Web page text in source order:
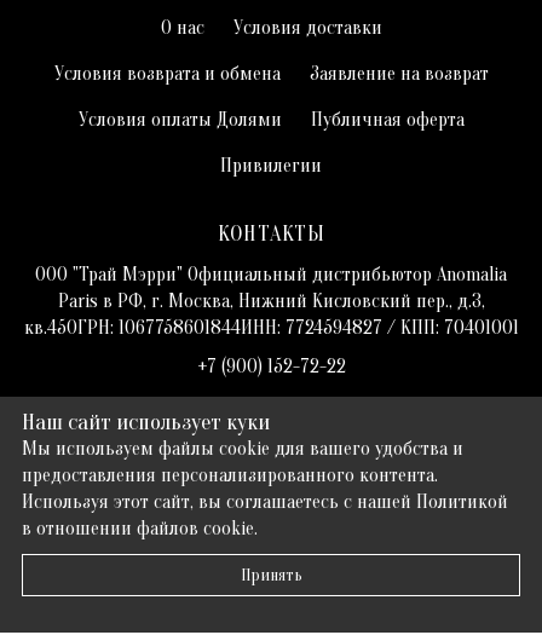
О нас Условия доставки
Условия возврата и обмена Заявление на возврат
Условия оплаты Долями Публичная оферта
Привилегии
КОНТАКТЫ
ООО "Трай Мэрри" Официальный дистрибьютор Anomalia
Paris в РФ, г. Москва, Нижний Кисловский пер., д.3,
кв.45ОГРН: 1067758601844ИНН: 7724594827 / КПП: 70401001
+7 (900) 152-72-22
© trymerry.com 2026
Наш сайт использует куки
Мы используем файлы cookie для вашего удобства и
предоставления персонализированного контента.
Используя этот сайт, вы соглашаетесь с нашей Политикой
в отношении файлов cookie.
Принять